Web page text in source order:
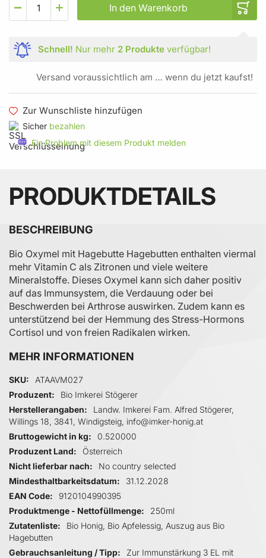
In den Warenkorb
Schnell! Nur mehr 2 Produkteverfügbar!
Versand voraussichtlich am … wenn du jetzt kaufst!
Zur Wunschliste hinzufügen
Sicher bezahlen
Ein Problem mit diesem Produkt melden
PRODUKTDETAILS
BESCHREIBUNG
Bio Oxymel mit Hagebutte Hagebutten enthalten viermal
mehr Vitamin C als Zitronen und viele weitere
Mineralstoffe. Dieses Oxymel kann sich daher positiv
auf das Immunsystem, die Verdauung oder bei
Beschwerden bei Arthrose auswirken. Zudem kann es
unterstützend bei der Hemmung des Stress-Hormons
Cortisol und von freien Radikalen wirken.
MEHR INFORMATIONEN
Mehr Informationen
SKU
ATAAVM027
Produzent
Bio Imkerei Stögerer
Herstellerangaben
Landw. Imkerei Fam. Alfred Stögerer,
Willings 18, 3841, Windigsteig, info@imker-honig.at
Bruttogewicht in kg
0.520000
Produzent Land
Österreich
Nicht lieferbar nach
No country selected
Mindesthaltbarkeitsdatum
31.12.2028
EAN Code
9120104990395
Produktmenge - Nettofüllmenge
250ml
Zutatenliste
Bio Honig, Bio Apfelessig, Auszug aus Bio
Hagebutten
Gebrauchsanleitung / Tipp
Zur Immunstärkung 3 EL mit